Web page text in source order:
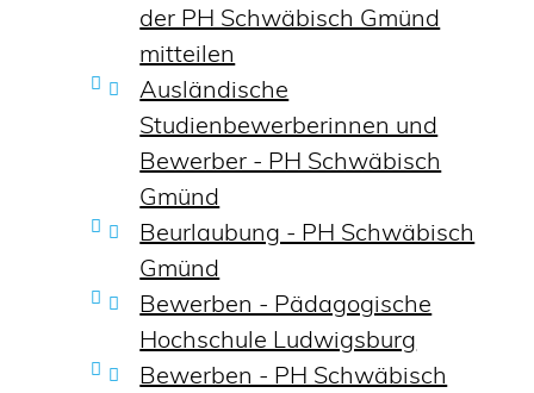
der PH Schwäbisch Gmünd
mitteilen
Ausländische
Studienbewerberinnen und
Bewerber - PH Schwäbisch
Gmünd
Beurlaubung - PH Schwäbisch
Gmünd
Bewerben - Pädagogische
Hochschule Ludwigsburg
Bewerben - PH Schwäbisch